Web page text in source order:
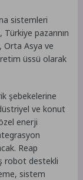
sistemleri
pazarının
Orta Asya ve
üssü olarak
şebekelerine
ve konut
enerji
Reap
robot destekli
sistem